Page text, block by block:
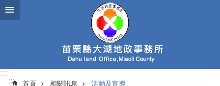
跳到主要內容區塊
:::
:::
首頁 相關訊息 活動及宣導